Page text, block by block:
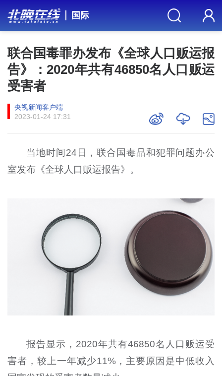
国际
联合国毒罪办发布《全球人口贩运报
告》：2020年共有46850名人口贩运
受害者
央视新闻客户端
2023-01-24 17:31
当地时间24日，联合国毒品和犯罪问题办公
室发布《全球人口贩运报告》。
报告显示，2020年共有46850名人口贩运受
害者，较上一年减少11%，主要原因是中低收入